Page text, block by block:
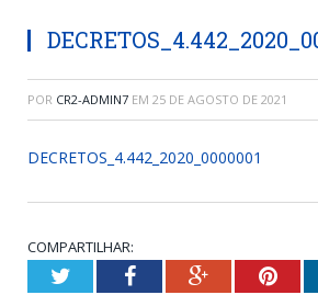
POR CR2-ADMIN7 EM 25 DE AGOSTO DE 2021
DECRETOS_4.442_2020_0000001
COMPARTILHAR:
TwitterFacebookGoogle+